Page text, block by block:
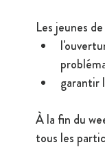
Les jeunes
garantir
À la fin du
tous les